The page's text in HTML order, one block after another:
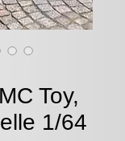
Toy,
1/64